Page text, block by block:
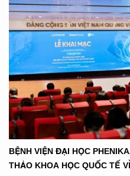
BỆNH VIỆN ĐẠI HỌC
THẢO KHOA HỌC QUỐC TẾ